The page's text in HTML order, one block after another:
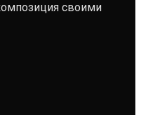
своими